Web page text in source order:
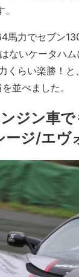
馬力でセブン
ないケータハ
くらい楽勝！
並べました。
ンジン車
ージ/エヴ